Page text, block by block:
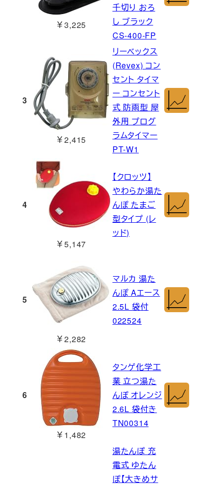
￥3,225
千切り おろ
し ブラック
CS-400-FP
3
￥2,415
リーベックス
(Revex) コン
セント タイマ
ー コンセント
式 防雨型 屋
外用 プログ
ラムタイマー
PT-W1
4
￥5,147
【クロッツ】
やわらか湯た
んぽ たまご
型タイプ (レ
ッド)
5
￥2,282
マルカ 湯た
んぽ Aエース
2.5L 袋付
022524
6
￥1,482
タンゲ化学工
業 立つ湯た
んぽ オレンジ
2.6L 袋付き
TN00314
湯たんぽ 充
電式 ゆたん
ぽ【大きめサ